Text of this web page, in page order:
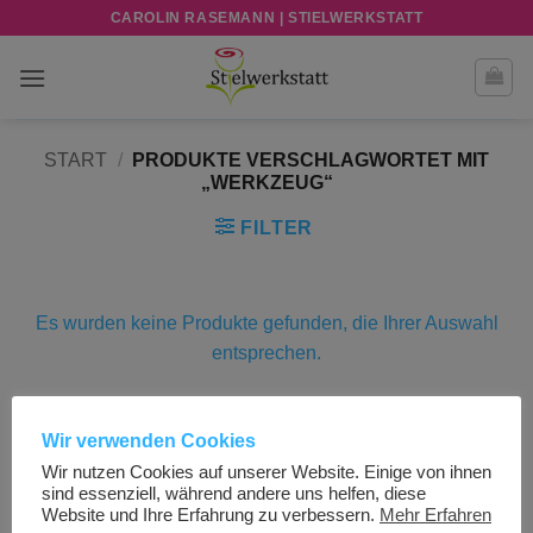
springen
CAROLIN RASEMANN | STIELWERKSTATT
START /
PRODUKTE VERSCHLAGWORTET MIT
„WERKZEUG“
FILTER
Es wurden keine Produkte gefunden, die Ihrer Auswahl
entsprechen.
Visa PayPal
On
Delivery
AGB UND KUNDENINFORMATIONEN
IMPRESSUM
DATENSCHUTZERKLÄRUNG
Wir verwenden Cookies
Wir nutzen Cookies auf unserer Website. Einige von ihnen
sind essenziell, während andere uns helfen, diese
Website und Ihre Erfahrung zu verbessern. Mehr Erfahren